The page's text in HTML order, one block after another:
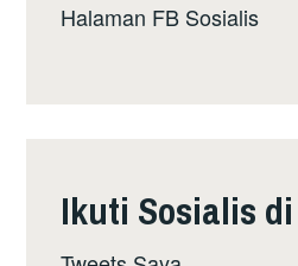
Halaman FB Sosialis
Ikuti Sosialis